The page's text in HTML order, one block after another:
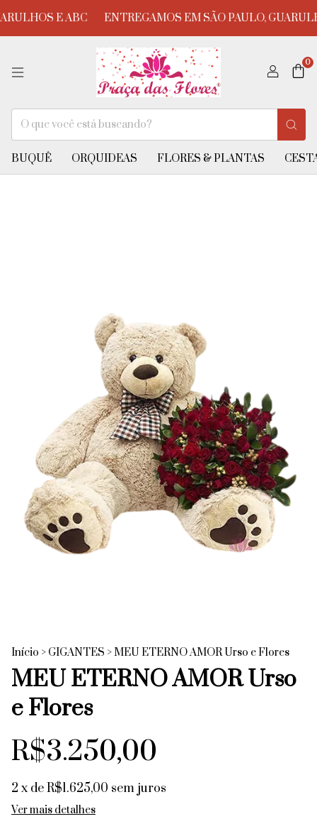
E ABC ENTREGAMOS EM SÃO PAULO,
0
BUQUÊ ORQUIDEAS FLORES & PLANTAS
Início > GIGANTES > MEU ETERNO AMOR Urso e Flores
MEU ETERNO AMOR Urso
e Flores
R$3.250,00
2 x deR$1.625,00 sem juros
Ver mais detalhes